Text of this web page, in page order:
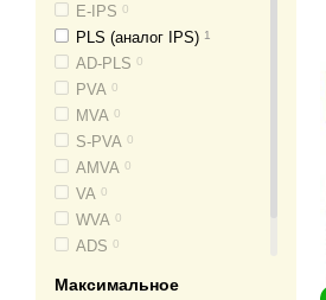
E-IPS 0
PLS (аналог IPS) 1
AD-PLS 0
PVA 0
MVA 0
S-PVA 0
AMVA 0
VA 0
WVA 0
ADS 0
Максимальное